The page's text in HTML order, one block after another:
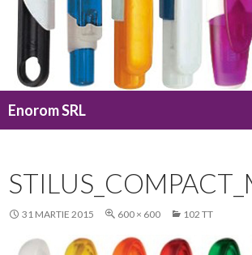
Enorom SRL
31 MARTIE 2015 600 × 600 102 TT